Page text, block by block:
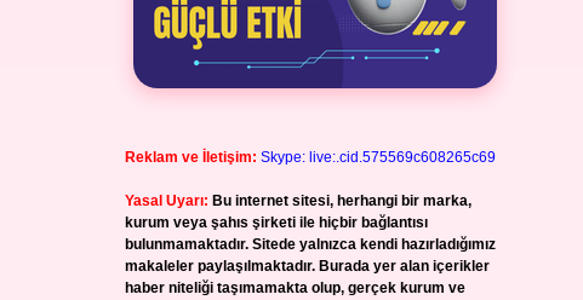
Reklam ve İletişim: Skype: live:.cid.575569c608265c69
Yasal Uyarı: Bu internet sitesi, herhangi bir marka,
kurum veya şahıs şirketi ile hiçbir bağlantısı
bulunmamaktadır. Sitede yalnızca kendi hazırladığımız
makaleler paylaşılmaktadır. Burada yer alan içerikler
haber niteliği taşımamakta olup, gerçek kurum ve